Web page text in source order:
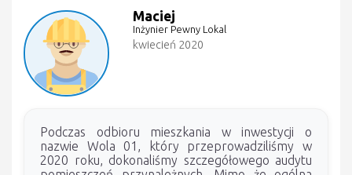
Maciej
Inżynier Pewny Lokal
kwiecień 2020
Podczas odbioru mieszkania w inwestycji o
nazwie Wola 01, który przeprowadziliśmy w
2020 roku, dokonaliśmy szczegółowego audytu